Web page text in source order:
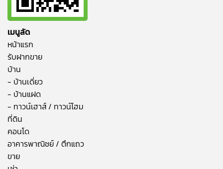
เมนูลัด
หน้าแรก
รับฝากขาย
บ้าน
- บ้านเดี่ยว
- บ้านแฝด
- ทาวน์เฮาส์ / ทาวน์โฮม
ที่ดิน
คอนโด
อาคารพาณิชย์ / ตึกแถว
ขาย